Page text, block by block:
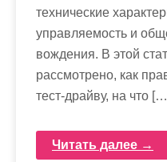
технические
управляемость и
вождения. В этой
рассмотрено, как
тест-драйву, на что
Читать далее →